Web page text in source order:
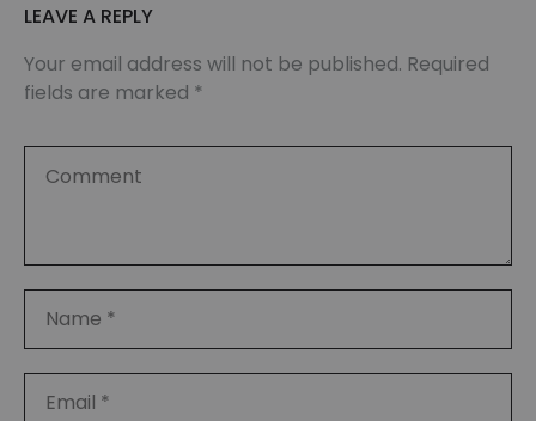
LEAVE A REPLY
Your email address will not be published. Required
fields are marked *